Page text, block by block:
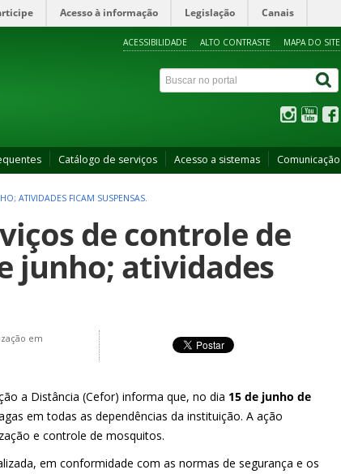
Acesso à informação Legislação Canais
ACESSIBILIDADE ALTO CONTRASTE MAPA DO SITE
Catálogo de serviços Acesso a sistemas Comunicação
ATIVIDADES FICAM SUSPENSAS.
de controle de
junho; atividades
em
a Distância (Cefor) informa que, no dia 15 de junho de
em todas as dependências da instituição. A ação
e controle de mosquitos.
em conformidade com as normas de segurança e os